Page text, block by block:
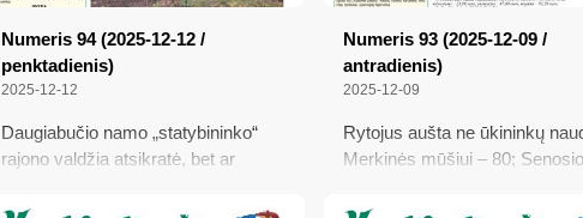
Numeris 94 (2025-12-12 /
penktadienis)
2025-12-12
Daugiabučio namo „statybininko“
rajono valdžia atsikratė, bet ar
ūkininkas neprisišaukia medžiotojų;
Numeris 93 (2025-12-09 /
antradienis)
2025-12-09
Rytojus aušta ne ūkininkų
Merkinės mūšiui – 80;
išmaniosios maisto atliekų